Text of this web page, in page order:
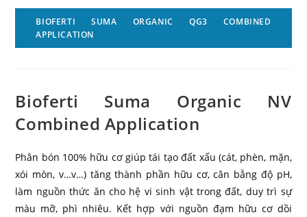
BIOFERTI SUMA ORGANIC QG3 COMBINED
APPLICATION
Bioferti Suma Organic NV
Combined Application
Phân bón 100% hữu cơ giúp tái tạo đất xấu (cát, phèn, mặn,
xói mòn, v…v…) tăng thành phần hữu cơ, cân bằng độ pH,
làm nguồn thức ăn cho hệ vi sinh vật trong đất, duy trì sự
màu mỡ, phì nhiêu. Kết hợp với nguồn đạm hữu cơ dồi